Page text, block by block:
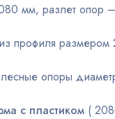
мм, разлет опор
из профиля
опоры
с пластиком (